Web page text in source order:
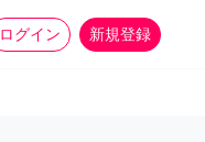
ログイン 新規登録
家事 more_horiz